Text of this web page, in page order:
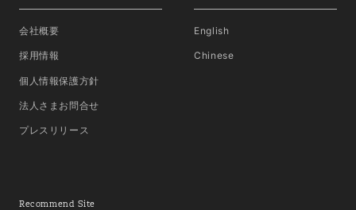
会社概要
採用情報
個人情報保護方針
法人さまお問合せ
プレスリリース
English
Chinese
Recommend Site